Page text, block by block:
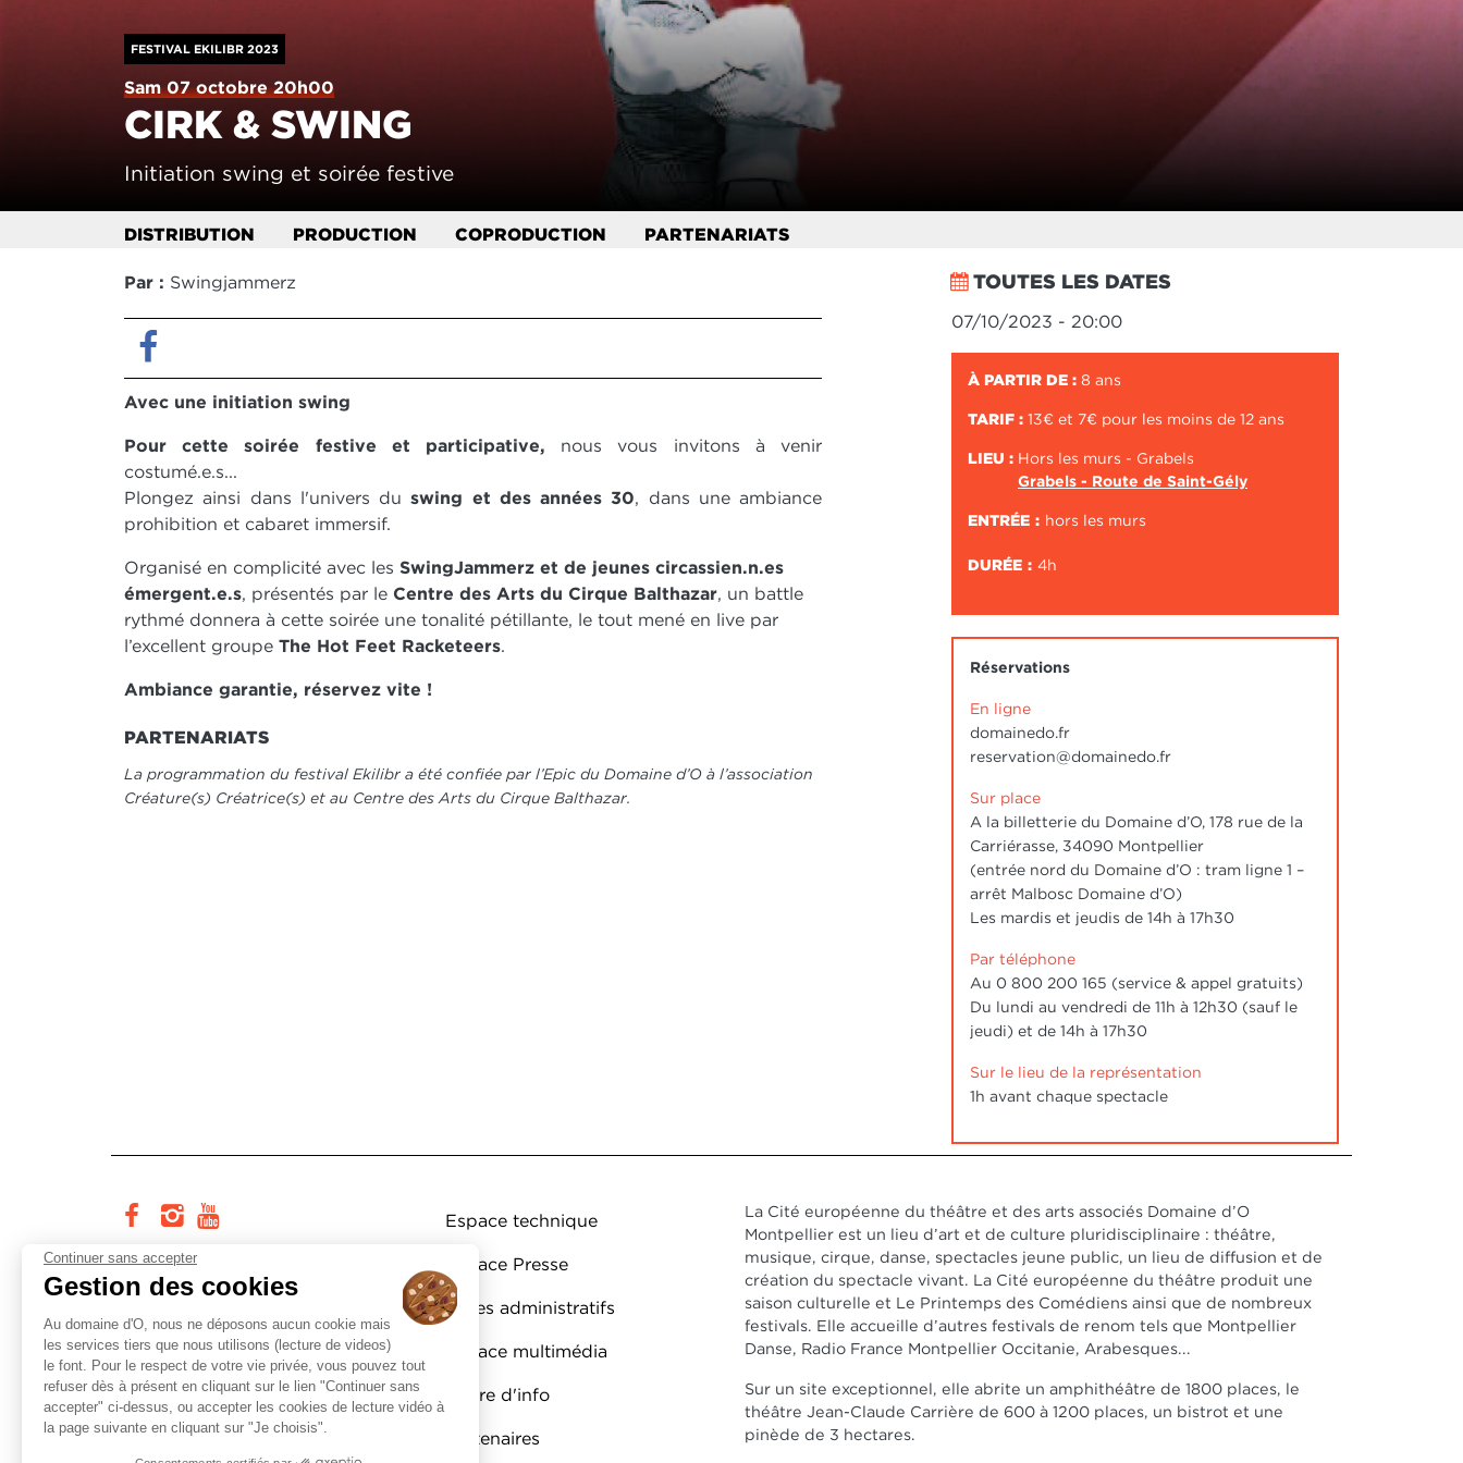
Continuer sans accepter
Gestion des cookies
Au domaine d'O, nous ne déposons aucun cookie mais
les services tiers que nous utilisons (lecture de videos)
le font. Pour le respect de votre vie privée, vous pouvez tout
refuser dès à présent en cliquant sur le lien "Continuer sans
accepter" ci-dessus, ou accepter les cookies de lecture vidéo à
la page suivante en cliquant sur "Je choisis".
FESTIVAL EKILIBR 2023
Sam 07 octobre 20h00
CIRK & SWING
Initiation swing et soirée festive
DISTRIBUTION PRODUCTION COPRODUCTION PARTENARIATS
TOUTES LES DATES
07/10/2023 - 20:00
À PARTIR DE : 8 ans
TARIF : 13€ et 7€ pour les moins de 12 ans
LIEU : Hors les murs - Grabels
Grabels - Route de Saint-Gély
ENTRÉE hors les murs
DURÉE 4h
Réservations
En ligne
domainedo.fr
reservation@domainedo.fr
Sur place
A la billetterie du Domaine d’O, 178 rue de la
Carriérasse, 34090 Montpellier
(entrée nord du Domaine d’O : tram ligne 1 –
arrêt Malbosc Domaine d’O)
Les mardis et jeudis de 14h à 17h30
Par téléphone
Au 0 800 200 165 (service & appel gratuits)
Du lundi au vendredi de 11h à 12h30 (sauf le
jeudi) et de 14h à 17h30
Sur le lieu de la représentation
1h avant chaque spectacle
Par : Swingjammerz
Avec une initiation swing
Pour cette soirée festive et participative, nous vous invitons à venir
costumé.e.s...
Plongez ainsi dans l'univers du swing et des années 30, dans une ambiance
prohibition et cabaret immersif.
Organisé en complicité avec les SwingJammerz et de jeunes circassien.n.es
émergent.e.s, présentés par le Centre des Arts du Cirque Balthazar, un battle
rythmé donnera à cette soirée une tonalité pétillante, le tout mené en live par
l’excellent groupe The Hot Feet Racketeers.
Ambiance garantie, réservez vite !
PARTENARIATS
La programmation du festival Ekilibr a été confiée par l’Epic du Domaine d’O à l’association
Créature(s) Créatrice(s) et au Centre des Arts du Cirque Balthazar.
facebookinstagram
Cité européenne du théâtre et
des arts associés Domaine d’O
178, rue de la Carriérasse
34090 Montpellier
Tél. :0800 200 165
service et appelgratuits
Pied de page DDO 1
Espace technique
Espace Presse
Actes administratifs
Espace multimédia
Lettre d'info
Partenaires
La Cité européenne du théâtre et des arts associés Domaine d’O
Montpellier est un lieu d’art et de culture pluridisciplinaire : théâtre,
musique, cirque, danse, spectacles jeune public, un lieu de diffusion et de
création du spectacle vivant. La Cité européenne du théâtre produit une
saison culturelle et Le Printemps des Comédiens ainsi que de nombreux
festivals. Elle accueille d’autres festivals de renom tels que Montpellier
Danse, Radio France Montpellier Occitanie, Arabesques...
Sur un site exceptionnel, elle abrite un amphithéâtre de 1800 places, le
théâtre Jean-Claude Carrière de 600 à 1200 places, un bistrot et une
pinède de 3 hectares.